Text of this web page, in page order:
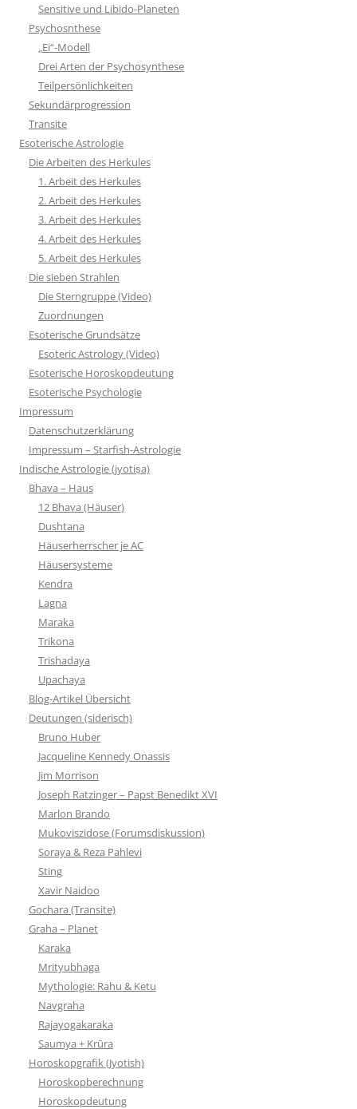
Sensitive und Libido-Planeten
Psychosnthese
„Ei“-Modell
Drei Arten der Psychosynthese
Teilpersönlichkeiten
Sekundärprogression
Transite
Esoterische Astrologie
Die Arbeiten des Herkules
1. Arbeit des Herkules
2. Arbeit des Herkules
3. Arbeit des Herkules
4. Arbeit des Herkules
5. Arbeit des Herkules
Die sieben Strahlen
Die Sterngruppe (Video)
Zuordnungen
Esoterische Grundsätze
Esoteric Astrology (Video)
Esoterische Horoskopdeutung
Esoterische Psychologie
Impressum
Datenschutzerklärung
Impressum – Starfish-Astrologie
Indische Astrologie (jyotiṣa)
Bhava – Haus
12 Bhava (Häuser)
Dushtana
Häuserherrscher je AC
Häusersysteme
Kendra
Lagna
Maraka
Trikona
Trishadaya
Upachaya
Blog-Artikel Übersicht
Deutungen (siderisch)
Bruno Huber
Jacqueline Kennedy Onassis
Jim Morrison
Joseph Ratzinger – Papst Benedikt XVI
Marlon Brando
Mukoviszidose (Forumsdiskussion)
Soraya & Reza Pahlevi
Sting
Xavir Naidoo
Gochara (Transite)
Graha – Planet
Karaka
Mrityubhaga
Mythologie: Rahu & Ketu
Navgraha
Rajayogakaraka
Saumya + Krūra
Horoskopgrafik (Jyotish)
Horoskopberechnung
Horoskopdeutung